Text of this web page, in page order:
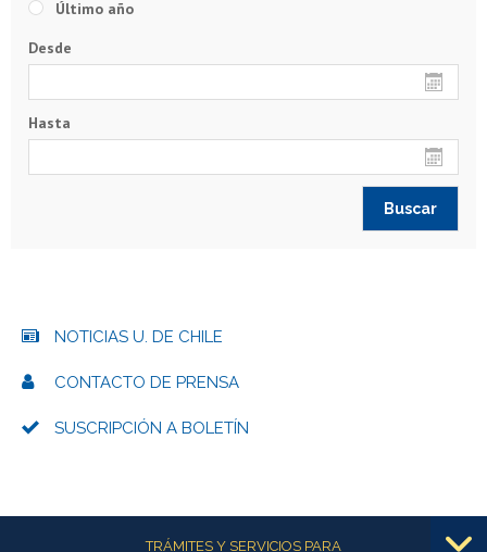
Último año
Desde
Hasta
NOTICIAS U. DE CHILE
CONTACTO DE PRENSA
SUSCRIPCIÓN A BOLETÍN
Más informaciónTRÁMITES Y SERVICIOS PARA